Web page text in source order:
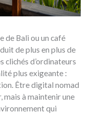
de Bali ou un café
de plus en plus de
clichés d’ordinateurs
plus exigeante :
Être digital nomad
mais à maintenir une
qui